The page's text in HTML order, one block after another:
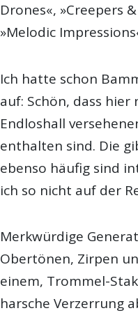
Drones«, »Creepers
»Melodic
Ich hatte schon
auf: Schön, dass
Endloshall
enthalten sind. Die
ebenso häufig sind
ich so nicht auf der
Merkwürdige
Obertönen, Zirpen
einem, Trommel-
harsche Verzerrung